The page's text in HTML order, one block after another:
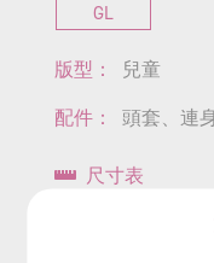
GL
版型： 兒童
配件： 頭套、連
尺寸表